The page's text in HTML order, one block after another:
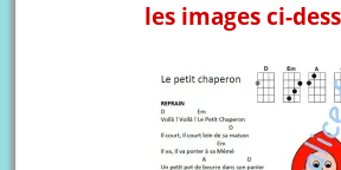
les images ci-